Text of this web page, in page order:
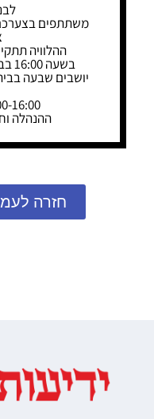
משתתפים
ההלוויה תתקיים
בשעה 16:00 בבית העלמין ברמות השבים
,13:00-10:00
ההנהלה
חזרה